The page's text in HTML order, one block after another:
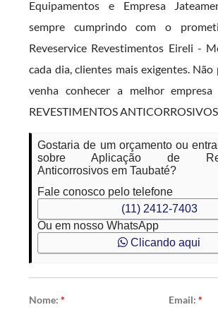
Equipamentos e Empresa
sempre cumprindo com o
Reveservice Revestimentos Eireli -
cada dia, clientes mais exigentes.
venha conhecer a melhor
REVESTIMENTOS
Gostaria de um orçamento ou
sobre Aplicação de
Anticorrosivos em Taubaté?
Fale conosco pelo telefone
(11) 2412-7403
Ou em nosso WhatsApp
Clicando aqui
Nome:* Email: *